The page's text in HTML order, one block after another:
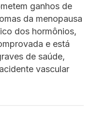
ganhos de
da menopausa
dos hormônios,
e está
de saúde,
vascular